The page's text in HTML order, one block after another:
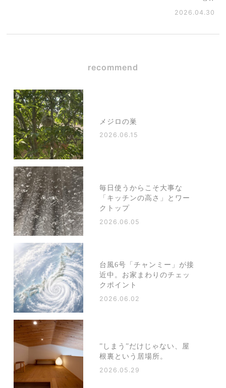
2026.04.30
recommend
メジロの巣
2026.06.15
毎日使うからこそ大事な
「キッチンの高さ」とワー
クトップ
2026.06.05
台風6号「チャンミー」が接
近中。お家まわりのチェッ
クポイント
2026.06.02
”しまう”だけじゃない、屋
根裏という居場所。
2026.05.29